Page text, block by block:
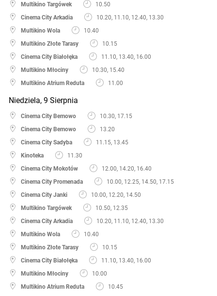
Multikino Targówek
10.50
Cinema City Arkadia
10.20, 11.10, 12.40, 13.30
Multikino Wola
10.40
Multikino Złote Tarasy
10.15
Cinema City Białołęka
11.10, 13.40, 16.00
Multikino Młociny
10.30, 15.40
Multikino Atrium Reduta
11.00
Niedziela, 9 Sierpnia
Cinema City Bemowo
10.30, 17.15
Cinema City Bemowo
13.20
Cinema City Sadyba
11.15, 13.45
Kinoteka
11.30
Cinema City Mokotów
12.00, 14.20, 16.40
Cinema City Promenada
10.00, 12.25, 14.50, 17.15
Cinema City Janki
10.00, 12.20, 14.50
Multikino Targówek
10.50, 12.35
Cinema City Arkadia
10.20, 11.10, 12.40, 13.30
Multikino Wola
10.40
Multikino Złote Tarasy
10.15
Cinema City Białołęka
11.10, 13.40, 16.00
Multikino Młociny
10.00
Multikino Atrium Reduta
10.45